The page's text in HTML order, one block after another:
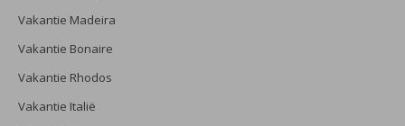
Vakantie Madeira
Vakantie Bonaire
Vakantie Rhodos
Vakantie Italië